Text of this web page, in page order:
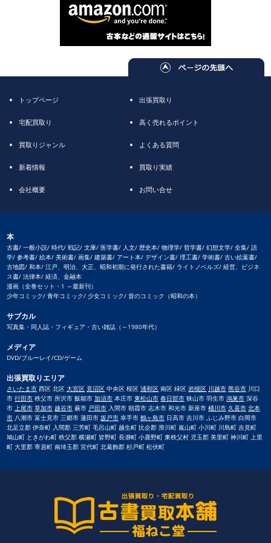
トップページ 出張買取り
宅配買取り 高く売れるポイント
買取りジャンル よくある質問
新着情報 買取り実績
会社概要 お問い合せ
本
古書/ 一般小説/ 時代/ 戦記/ 文庫/ 医学書/ 人文/ 歴史本/ 物理学/ 哲学書/ 幻想文学/ 全集/ 語
学/ 参考書/ 絵本/ 美術書/ 画集/ 建築書/ アート本/ デザイン書/ 理工書/ 学術書/ 古い絵葉書/
古地図/ 和本/ 江戸、明治、大正、昭和初期に発行された書籍/ ライトノベルズ/ 経営、ビジネ
ス書/ 法律本/ 経済、金融本
漫画（全巻セット・1 ～最新刊）
少年コミック/ 青年コミック/ 少女コミック/ 昔のコミック（昭和の本）
サブカル
写真集・同人誌・フィギュア・古い雑誌（～1980年代）
メディア
DVD/ブルーレイ/CD/ゲーム
出張買取りエリア
さいたま市 西区 北区大宮区 見沼区 中央区 桜区浦和区 南区 緑区岩槻区 川越市 熊谷市 川口
市行田市 秩父市 所沢市 飯能市加須市 本庄市東松山市 春日部市 狭山市 羽生市鴻巣市 深谷
市 上尾市 草加市 越谷市 蕨市 戸田市 入間市 朝霞市 志木市 和光市 新座市桶川市 久喜市 北本
市 八潮市 富士見市 三郷市 蓮田市坂戸市 幸手市鶴ヶ島市 日高市 吉川市 ふじみ野市 白岡市
北足立郡 伊奈町 入間郡 三芳町 毛呂山町 越生町 比企郡 滑川町 嵐山町 小川町 川島町 吉見町
鳩山町 ときがわ町 秩父郡 横瀬町 皆野町 長瀞町 小鹿野町 東秩父村 児玉郡 美里町 神川町 上里
町 大里郡 寄居町 南埼玉郡 宮代町 北葛飾郡 杉戸町 松伏町